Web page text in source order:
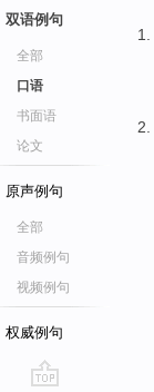
双语例句
全部
口语
书面语
论文
原声例句
全部
音频例句
视频例句
权威例句